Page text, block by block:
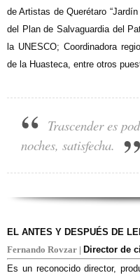
de Artistas de Querétaro
del Plan de Salvaguardia del
la UNESCO; Coordinadora
de la Huasteca, entre otros
Trascender es
noches, satisfecha.
EL ANTES Y DESPUÉS DE
Fernando Rovzar | Director de
Es un reconocido director,